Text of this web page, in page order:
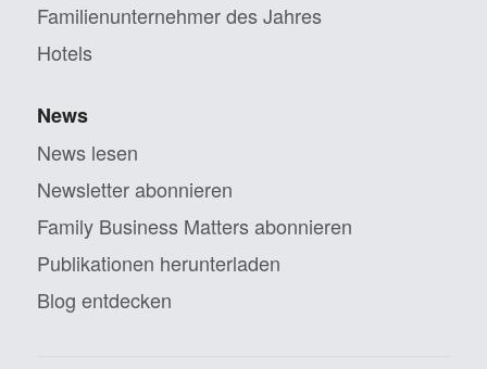
Familien­unternehmer des Jahres
Hotels
News
News lesen
Newsletter abonnieren
Family Business Matters abonnieren
Publikationen herunterladen
Blog entdecken